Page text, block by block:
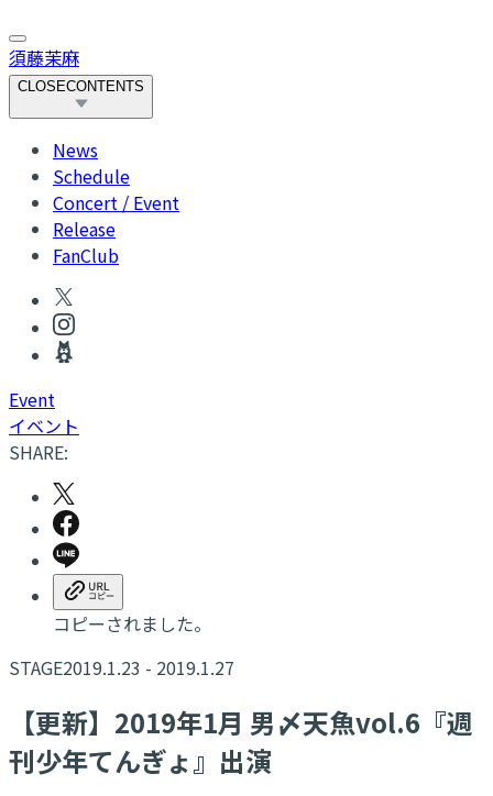
須藤茉麻
CLOSECONTENTS
News
Schedule
Concert / Event
Release
FanClub
Event
イベント
SHARE:
コピーされました。
STAGE2019.1.23 - 2019.1.27
【更新】​2019年1月 男〆天魚vol.6『週
刊少年てんぎょ』出演